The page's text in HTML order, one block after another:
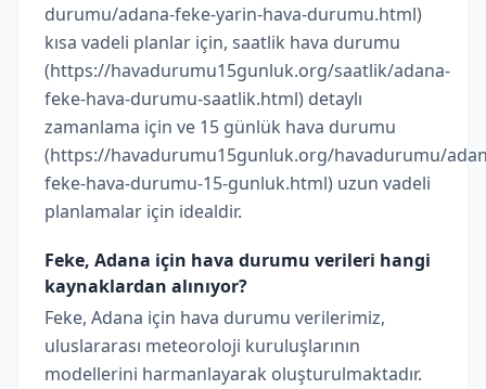
durumu/adana-feke-yarin-hava-durumu.html)
kısa vadeli planlar için, saatlik hava durumu
(https://havadurumu15gunluk.org/saatlik/adana-
feke-hava-durumu-saatlik.html) detaylı
zamanlama için ve 15 günlük hava durumu
(https://havadurumu15gunluk.org/havadurumu/
feke-hava-durumu-15-gunluk.html) uzun vadeli
planlamalar için idealdir.
Feke, Adana için hava durumu verileri hangi
kaynaklardan alınıyor?
Feke, Adana için hava durumu verilerimiz,
uluslararası meteoroloji kuruluşlarının
modellerini harmanlayarak oluşturulmaktadır.